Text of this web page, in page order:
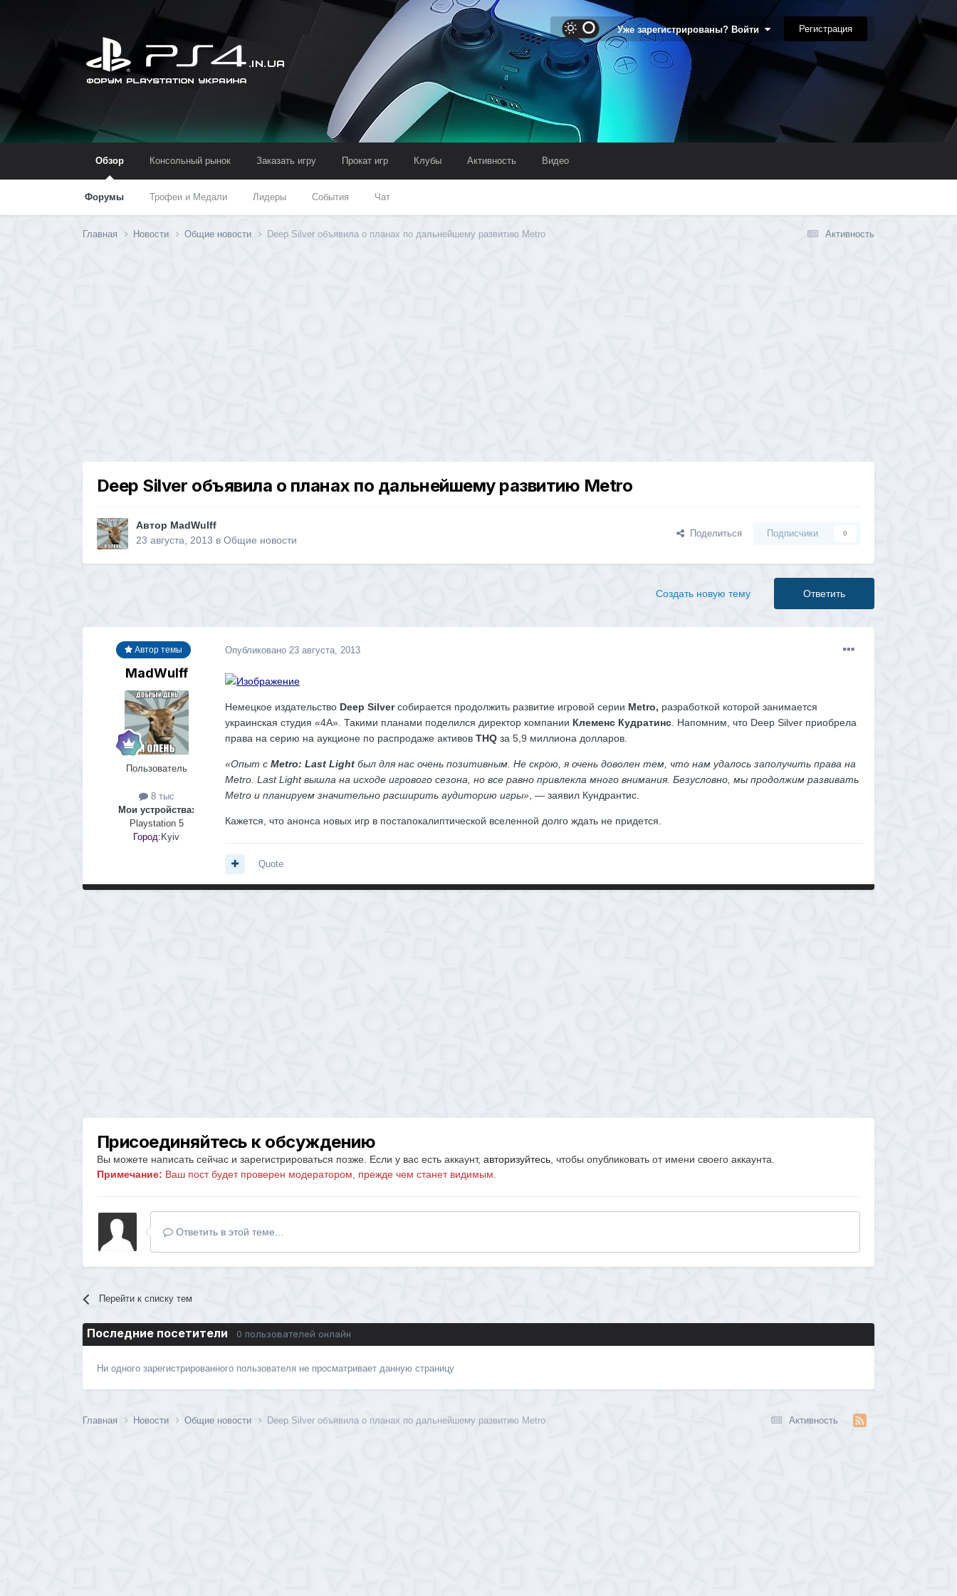
Уже зарегистрированы? Войти Регистрация
Обзор
Форумы Трофеи и Медали Лидеры События Чат
Консольный рынок Заказать игру Прокат игр Клубы Активность Видео
Активность
Главная Новости Общие новости Deep Silver объявила о планах по дальнейшему развитию Metro
Deep Silver объявила о планах по дальнейшему развитию Metro
Автор MadWulff
23 августа, 2013 в Общие новости
Поделиться Подписчики 0
Ответить
Создать новую тему
Автор темы
MadWulff
Пользователь
8 тыс
Мои устройства:
Playstation 5
Город: Kyiv
Опубликовано 23 августа, 2013
Немецкое издательство Deep Silverсобирается продолжить развитие игровой серии Metro, разработкой которой занимается
украинская студия «4А». Такими планами поделился директор компании Клеменс Кудратинс. Напомним, что Deep Silver приобрела
права на серию на аукционе по распродаже активов THQ за 5,9 миллиона долларов.
«Опыт с Metro: Last Lightбыл для нас очень позитивным. Не скрою, я очень доволен тем, что нам удалось заполучить права на
Metro. Last Light вышла на исходе игрового сезона, но все равно привлекла много внимания. Безусловно, мы продолжим развивать
Metro и планируем значительно расширить аудиторию игры», — заявил Кундрантис.
Кажется, что анонса новых игр в постапокалиптической вселенной долго ждать не придется.
Quote
Присоединяйтесь к обсуждению
Вы можете написать сейчас и зарегистрироваться позже. Если у вас есть аккаунт, авторизуйтесь, чтобы опубликовать от имени своего аккаунта.
Примечание: Ваш пост будет проверен модератором, прежде чем станет видимым.
Ответить в этой теме...
Перейти к списку тем
Последние посетители 0 пользователей онлайн
Ни одного зарегистрированного пользователя не просматривает данную страницу
Активность
Главная Новости Общие новости Deep Silver объявила о планах по дальнейшему развитию Metro